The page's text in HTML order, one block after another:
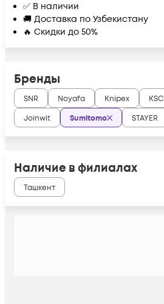
✅ В наличии
🚚 Доставка по Узбекистану
🔥 Скидки до 50%
Бренды
SNR Noyafa Knipex KSC
Joinwit
Sumitomo STAYER
Наличие в филиалах
Ташкент